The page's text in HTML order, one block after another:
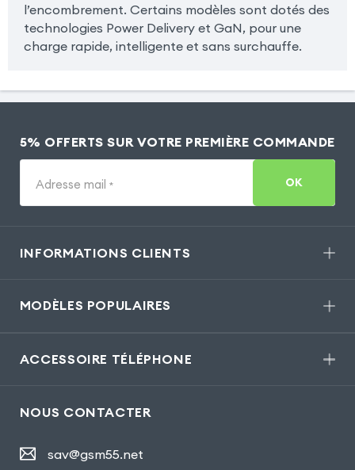
l’encombrement. Certains modèles sont dotés des
technologies Power Delivery et GaN, pour une
charge rapide, intelligente et sans surchauffe.
5% OFFERTS SUR VOTRE PREMIÈRE COMMANDE
Adresse mail * OK
INFORMATIONS CLIENTS
MODÈLES POPULAIRES
ACCESSOIRE TÉLÉPHONE
NOUS CONTACTER
sav@gsm55.net